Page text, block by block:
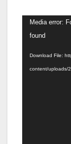
Video
Player
Media error:
found
Download File:
content/uploads/